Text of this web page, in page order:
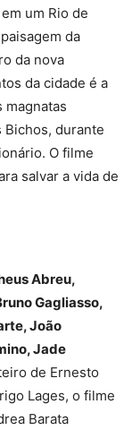
um Rio de
da
da nova
da cidade é a
magnatas
Bichos, durante
O filme
salvar a vida de
Abreu,
Gagliasso,
João
Jade
de Ernesto
Lages, o filme
Barata